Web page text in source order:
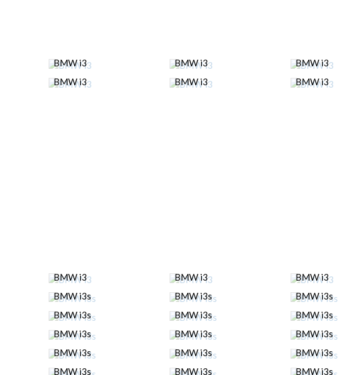
BMW i3 BMW i3 BMW i3
BMW i3
BMW i3 BMW i3
BMW i3 BMW i3 BMW i3
BMW i3s
BMW i3s BMW i3s
BMW i3s
BMW i3s BMW i3s
BMW i3s
BMW i3s BMW i3s
BMW i3s
BMW i3s BMW i3s
BMW i3s
BMW i3s BMW i3s